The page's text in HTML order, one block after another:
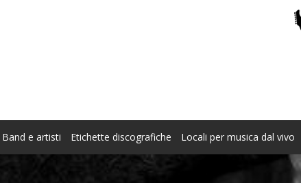
Band e artisti Etichette discografiche Locali per musica dal vivo